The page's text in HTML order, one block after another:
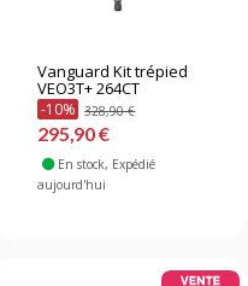
Vanguard Kit trépied
VEO3T+ 264CT
-10% 328,90 €
295,90 €
En stock, Expédié
aujourd'hui